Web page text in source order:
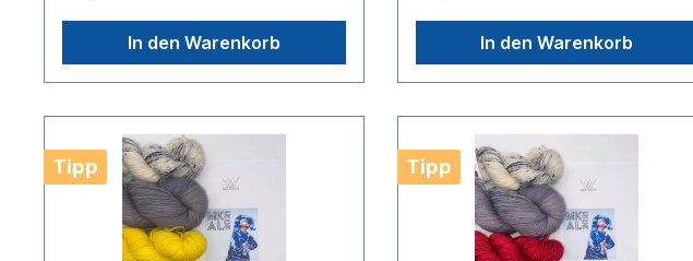
In den Warenkorb In den Warenkorb
Tipp Tipp